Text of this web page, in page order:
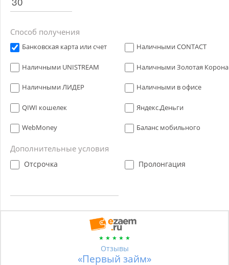
Способ получения
Банковская карта или счет Наличными CONTACT
Наличными UNISTREAM Наличными Золотая Корона
Наличными ЛИДЕР Наличными в офисе
QIWI кошелек Яндекс.Деньги
WebMoney Баланс мобильного
Дополнительные условия
Отсрочка Пролонгация
Отзывы
«Первый займ»